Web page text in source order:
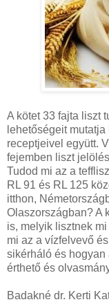
A kötet 33 fajta liszt
lehetőségeit
receptjeivel együtt.
fejemben liszt
Tudod mi az a
RL 91 és RL 125
itthon,
Olaszországban? A
is, melyik lisztnek
mi az a vízfelvevő
sikérháló és
érthető és
Badakné dr. Kerti